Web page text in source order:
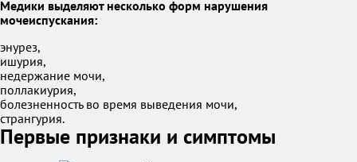
Медики выделяют несколько форм нарушения
мочеиспускания:
энурез,
ишурия,
недержание мочи,
поллакиурия,
болезненность во время выведения мочи,
странгурия.
Первые признаки и симптомы